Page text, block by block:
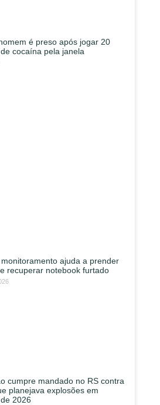
é preso após jogar 20
cocaína pela janela
ajuda a prender
recuperar notebook furtado
cumpre mandado no RS contra
planejava explosões em
2026